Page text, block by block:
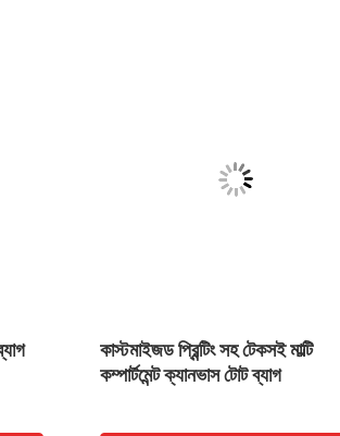
কাস্টমাইজড প্রিন্টিং সহ টেকসই মাল্টি
কম্পার্টমেন্ট ক্যানভাস টোট ব্যাগ